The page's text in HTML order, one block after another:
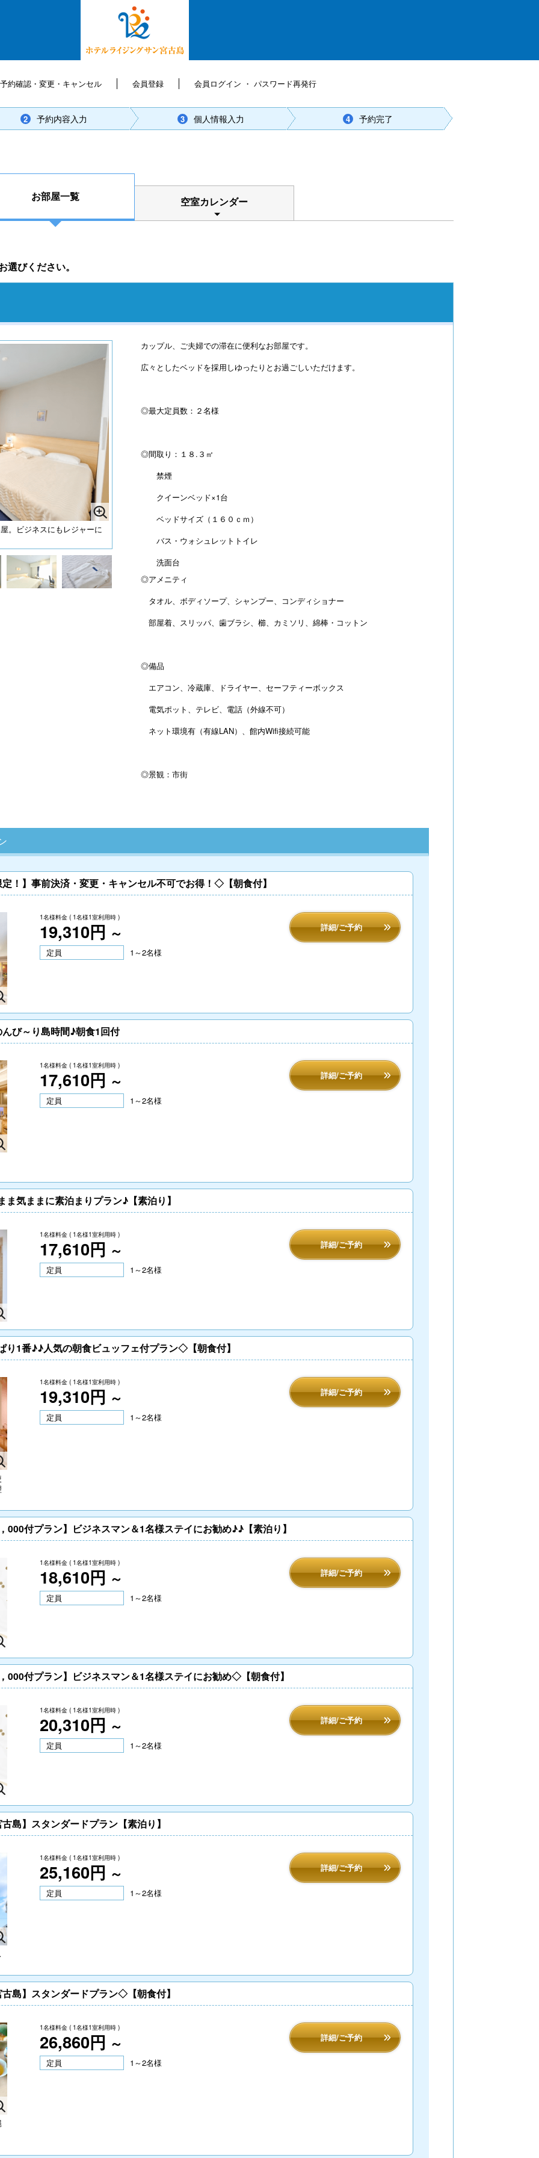
予約確認・変更・キャンセル 会員登録 会員ログイン ・ パスワード再発行
2 予約内容入力 3 個人情報入力 4 予約完了
お部屋一覧 空室カレンダー
びください。
。ビジネスにもレジャーに
カップル、ご夫婦での滞在に便利なお部屋です。
広々としたベッドを採用しゆったりとお過ごしいただけます。
◎最大定員数：２名様
◎間取り：１８.３㎡
禁煙
クイーンベッド×1台
ベッドサイズ（１６０ｃｍ）
バス・ウォシュレットトイレ
洗面台
◎アメニティ
タオル、ボディソープ、シャンプー、コンディショナー
部屋着、スリッパ、歯ブラシ、櫛、カミソリ、綿棒・コットン
◎備品
エアコン、冷蔵庫、ドライヤー、セーフティーボックス
電気ポット、テレビ、電話（外線不可）
ネット環境有（有線LAN）、館内Wifi接続可能
◎景観：市街
！】事前決済・変更・キャンセル不可でお得！◇【朝食付】
1名様料金 ( 1名様1室利用時 )
19,310円 ～ 詳細/ご予約
定員 1～2名様
び～り島時間♪朝食1回付
1名様料金 ( 1名様1室利用時 )
17,610円 ～ 詳細/ご予約
定員 1～2名様
気ままに素泊まりプラン♪【素泊り】
1名様料金 ( 1名様1室利用時 )
17,610円 ～ 詳細/ご予約
定員 1～2名様
り1番♪♪人気の朝食ビュッフェ付プラン◇【朝食付】
1名様料金 ( 1名様1室利用時 )
19,310円 ～ 詳細/ご予約
定員 1～2名様
000付プラン】ビジネスマン＆1名様ステイにお勧め♪♪【素泊り】
1名様料金 ( 1名様1室利用時 )
18,610円 ～ 詳細/ご予約
定員 1～2名様
000付プラン】ビジネスマン＆1名様ステイにお勧め◇【朝食付】
1名様料金 ( 1名様1室利用時 )
20,310円 ～ 詳細/ご予約
定員 1～2名様
島】スタンダードプラン【素泊り】
1名様料金 ( 1名様1室利用時 )
25,160円 ～ 詳細/ご予約
定員 1～2名様
島】スタンダードプラン◇【朝食付】
1名様料金 ( 1名様1室利用時 )
26,860円 ～ 詳細/ご予約
定員 1～2名様